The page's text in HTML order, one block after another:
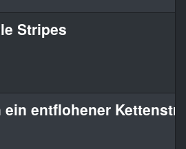
Stripes
ein entflohener